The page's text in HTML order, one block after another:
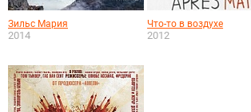
Зильс Мария
2014
Что-то в воздухе
2012